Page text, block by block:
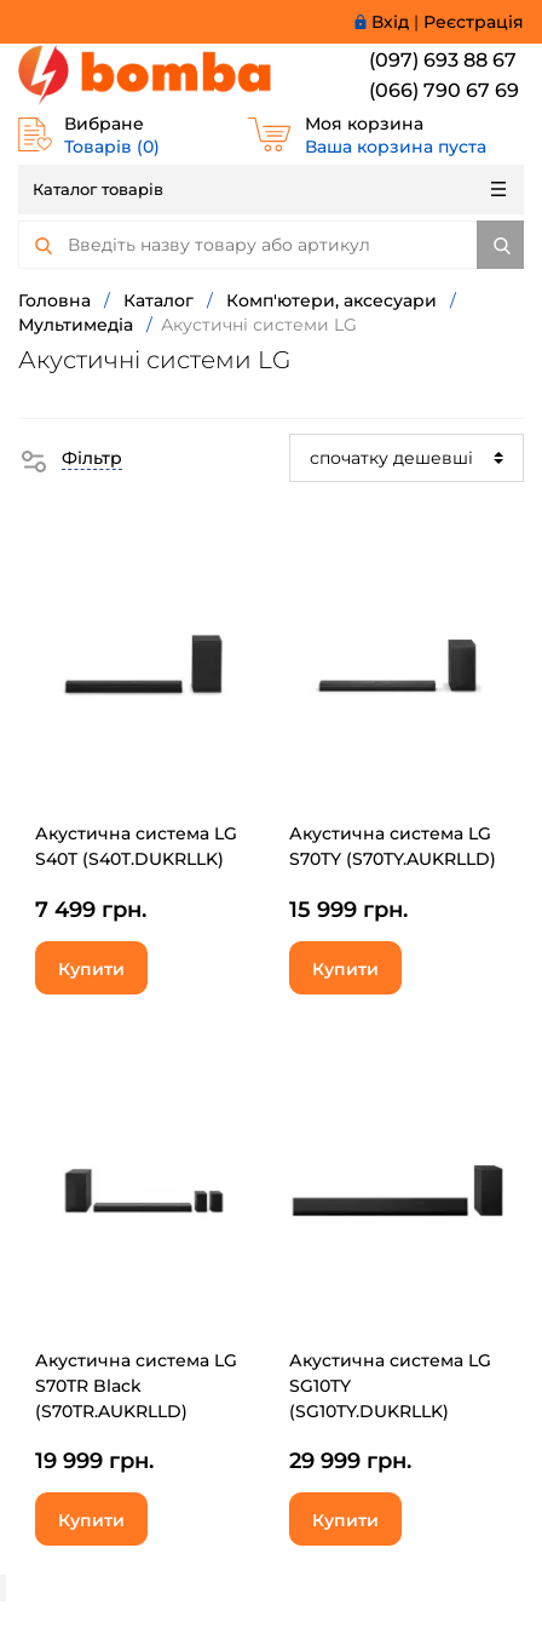
Вхід | Реєстрація
(097) 693 88 67
(066) 790 67 69
Вибране
Товарів (0)
Моя корзина
Ваша корзина пуста
Каталог товарів
Головна / Каталог / Комп'ютери, аксесуари
/
Мультимедіа
/ Акустичні системи LG
Акустичні системи LG
Фільтр
Акустична система LG
S40T (S40T.DUKRLLK)
7 499 грн.
Купити
Акустична система LG
S70TY (S70TY.AUKRLLD)
15 999 грн.
Купити
Акустична система LG
S70TR Black
(S70TR.AUKRLLD)
19 999 грн.
Купити
Акустична система LG
SG10TY
(SG10TY.DUKRLLK)
29 999 грн.
Купити